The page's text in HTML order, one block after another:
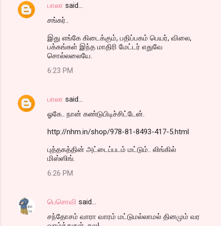
பாலா said…
சங்கர்..
இது எங்கே கிடைக்கும், பதிப்பகம் பெயர், விலை,
பக்கங்கள் இந்த மாதிரி மேட்டர் எதுவே
சொல்லலையே.
6:23 PM
பாலா said…
ஓகே.. நான் கண்டுபிடிச்சிட்டேன்.
http://nhm.in/shop/978-81-8493-417-5.html
புத்தகத்தின் அட்டைப்படம் மட்டும்.. லிங்கில்
மிஸ்ஸிங்.
6:26 PM
பெசொவி said…
சந்தோசம் வாரா வாரம் மட்டுமல்லாமல் தினமும் வர